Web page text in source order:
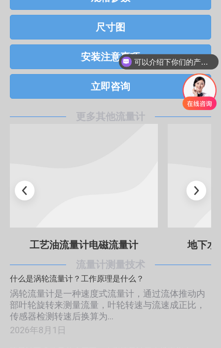
尺寸图
安装注意事项
立即咨询
更多其他流量计
工艺油流量计电磁流量计
地下水
流量计测量技术
什么是涡轮流量计？工作原理是什么？
涡轮流量计是一种速度式流量计，通过流体推动内
部叶轮旋转来测量流量，叶轮转速与流速成正比，
传感器检测转速后换算为…
2026年8月1日
可以介绍下你们的产品么